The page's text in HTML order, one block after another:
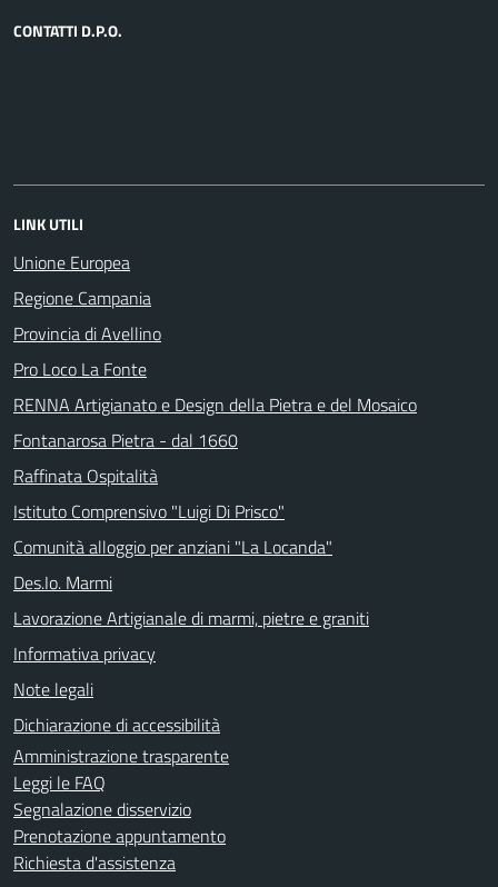
CONTATTI D.P.O.
LINK UTILI
Unione Europea
Regione Campania
Provincia di Avellino
Pro Loco La Fonte
RENNA Artigianato e Design della Pietra e del Mosaico
Fontanarosa Pietra - dal 1660
Raffinata Ospitalità
Istituto Comprensivo "Luigi Di Prisco"
Comunità alloggio per anziani "La Locanda"
Des.Io. Marmi
Lavorazione Artigianale di marmi, pietre e graniti
Informativa privacy
Note legali
Dichiarazione di accessibilità
Amministrazione trasparente
Leggi le FAQ
Segnalazione disservizio
Prenotazione appuntamento
Richiesta d'assistenza